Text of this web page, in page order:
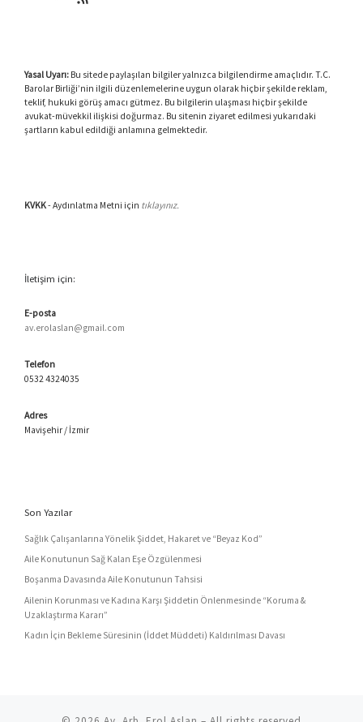
Yasal Uyarı:Bu sitede paylaşılan bilgiler yalnızca bilgilendirme amaçlıdır. T.C.
Barolar Birliği’nin ilgili düzenlemelerine uygun olarak hiçbir şekilde reklam,
teklif, hukuki görüş amacı gütmez. Bu bilgilerin ulaşması hiçbir şekilde
avukat-müvekkil ilişkisi doğurmaz. Bu sitenin ziyaret edilmesi yukarıdaki
şartların kabul edildiği anlamına gelmektedir.
KVKK- Aydınlatma Metni için tıklayınız.
İletişim için:
E-posta
av.erolaslan@gmail.com
Telefon
0532 4324035
Adres
Mavişehir / İzmir
Son Yazılar
Sağlık Çalışanlarına Yönelik Şiddet, Hakaret ve “Beyaz Kod”
Aile Konutunun Sağ Kalan Eşe Özgülenmesi
Boşanma Davasında Aile Konutunun Tahsisi
Ailenin Korunması ve Kadına Karşı Şiddetin Önlenmesinde “Koruma &
Uzaklaştırma Kararı”
Kadın İçin Bekleme Süresinin (İddet Müddeti) Kaldırılması Davası